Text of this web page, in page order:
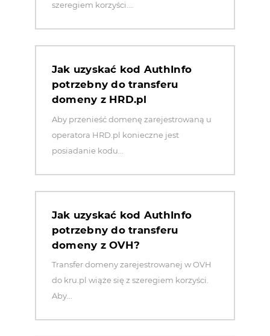
szeregiem korzyści....
Jak uzyskać kod AuthInfo
potrzebny do transferu
domeny z HRD.pl
Aby przenieść domenę zarejestrowaną u
operatora HRD.pl konieczne jest
posiadanie kodu...
Jak uzyskać kod AuthInfo
potrzebny do transferu
domeny z OVH?
Transfer domeny zarejestrowanej w OVH
do kru.pl wiąże się z szeregiem korzyści.
Aby...